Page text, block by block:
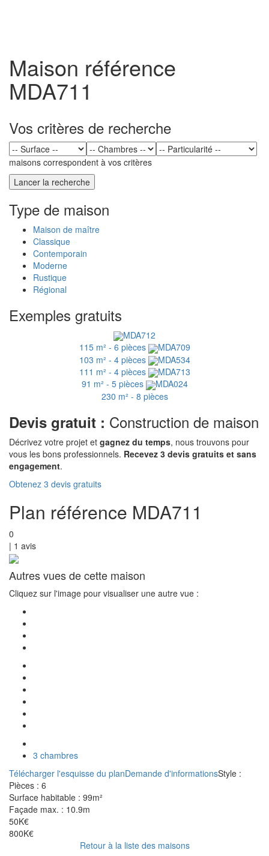
Maison référence
MDA711
Vos critères de recherche
maisons correspondent à vos critères
Type de maison
Maison de maître
Classique
Contemporain
Moderne
Rustique
Régional
Exemples gratuits
MDA712
115 m² - 6 pièces
MDA709
103 m² - 4 pièces
MDA534
111 m² - 4 pièces
MDA713
91 m² - 5 pièces
MDA024
230 m² - 8 pièces
Devis gratuit : Construction de maison
Décrivez votre projet et gagnez du temps, nous trouvons pour
vous les bons professionnels. Recevez 3 devis gratuits et sans
engagement.
Obtenez 3 devis gratuits
Plan référence MDA711
0
| 1 avis
Autres vues de cette maison
Cliquez sur l'image pour visualiser une autre vue :
3 chambres
Télécharger l'esquisse du planDemande d'informationsStyle :
Pièces : 6
Surface habitable : 99m²
Façade max. : 10.9m
50K€
800K€
Retour à la liste des maisons